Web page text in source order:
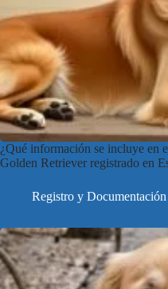
¿Qué información se incluye en
Golden Retriever registrado en
Registro y Documentación